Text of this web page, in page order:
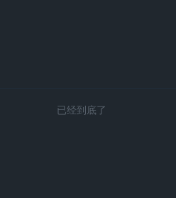
已经到底了